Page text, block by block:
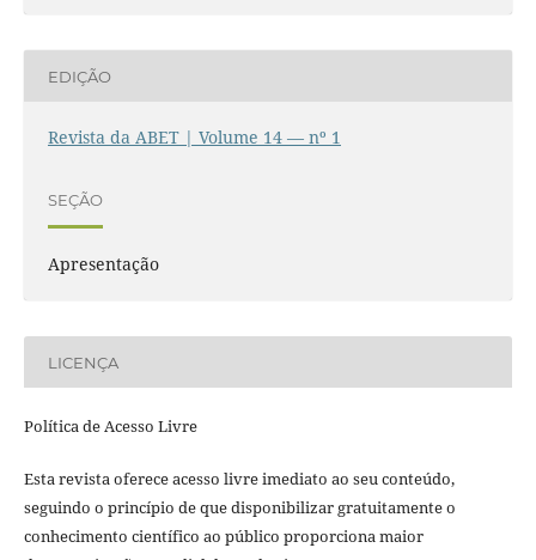
EDIÇÃO
Revista da ABET | Volume 14 — nº 1
SEÇÃO
Apresentação
LICENÇA
Política de Acesso Livre
Esta revista oferece acesso livre imediato ao seu conteúdo,
seguindo o princípio de que disponibilizar gratuitamente o
conhecimento científico ao público proporciona maior